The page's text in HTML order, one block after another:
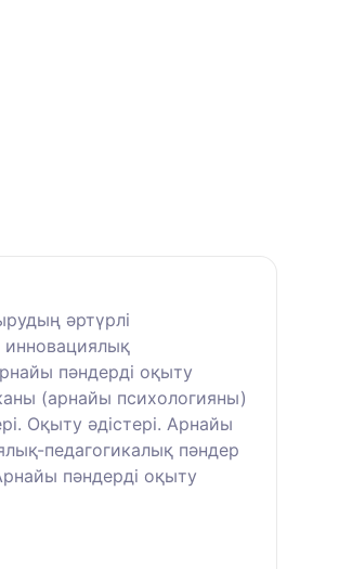
әртүрлі
инновациялық
пәндерді оқыту
(арнайы психологияны)
Оқыту әдістері. Арнайы
педагогикалық пәндер
пәндерді оқыту